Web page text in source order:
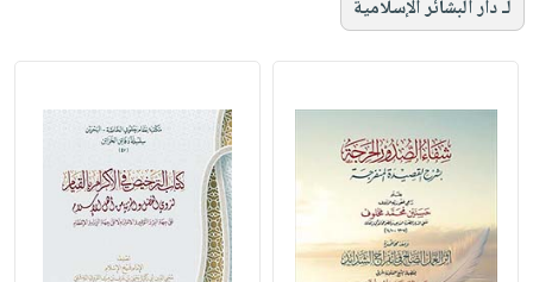
لـ دار البشائر الإسلامية